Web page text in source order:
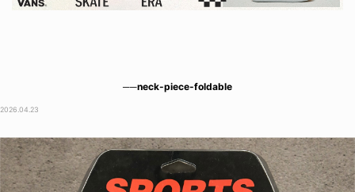
──neck-piece-foldable
2026.04.23